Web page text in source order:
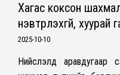
Хагас коксон
нэвтрүүлэхгүй,
2025-10-10
Нийслэлд аравдугаар